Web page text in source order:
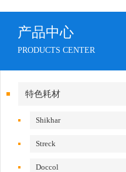
产品中心
PRODUCTS CENTER
特色耗材
Shikhar
Streck
Doccol